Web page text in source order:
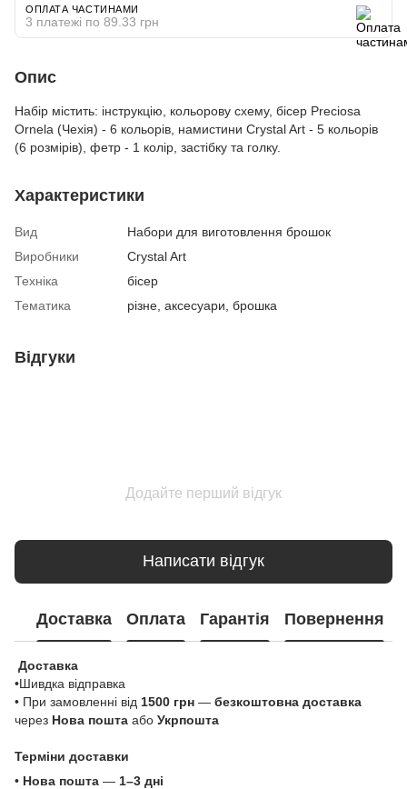
ОПЛАТА ЧАСТИНАМИ
3 платежі по 89.33 грн
Опис
Набір містить: інструкцію, кольорову схему, бісер Preciosa
Ornela (Чехія) - 6 кольорів, намистини Crystal Art - 5 кольорів
(6 розмірів), фетр - 1 колір, застібку та голку.
Характеристики
Вид
Набори для виготовлення брошок
Виробники
Crystal Art
Техніка
бісер
Тематика
різне, аксесуари, брошка
Відгуки
Додайте перший відгук
Написати відгук
Доставка Оплата Гарантія Повернення
Доставка
•Шивдка відправка
• При замовленні від 1500 грн — безкоштовна доставка
через Нова пошта або Укрпошта
Терміни доставки
• Нова пошта — 1–3 дні